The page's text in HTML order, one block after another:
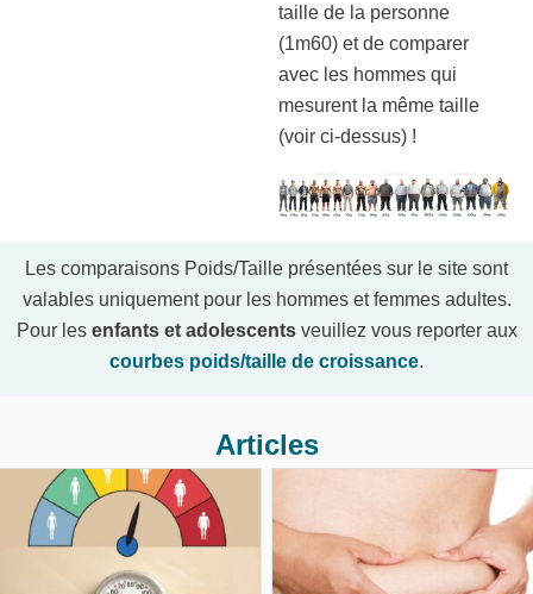
taille de la personne
(1m60) et de comparer
avec les hommes qui
mesurent la même taille
(voir ci-dessus) !
Les comparaisons Poids/Taille présentées sur le site sont
valables uniquement pour les hommes et femmes adultes.
Pour les enfants et adolescentsveuillez vous reporter aux
courbes poids/taille de croissance.
Articles